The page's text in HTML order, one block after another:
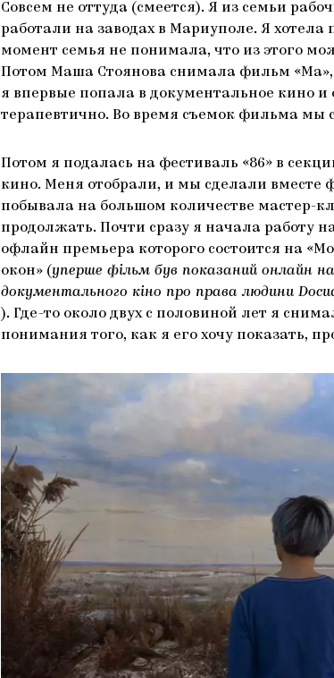
Совсем не оттуда (смеется). Я из семьи
работали на заводах в Мариуполе. Я хотела
момент семья не понимала, что из этого
Потом Маша Стоянова снимала фильм
я впервые попала в документальное кино и
терапевтично. Во время съемок фильма мы
Потом я подалась на фестиваль «86» в
кино. Меня отобрали, и мы сделали вместе
побывала на большом количестве мастер-
продолжать. Почти сразу я начала работу
офлайн премьера которого состоится на
окон» (уперше фільм був показаний онлайн
документального кіно про права людини
). Где-то около двух с половиной лет я
понимания того, как я его хочу показать,